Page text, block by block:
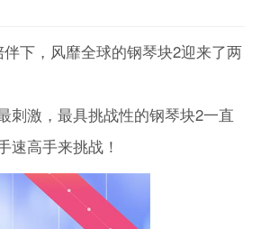
下，风靡全球的钢琴块2迎来了两
刺激，最具挑战性的钢琴块2一直
速高手来挑战！